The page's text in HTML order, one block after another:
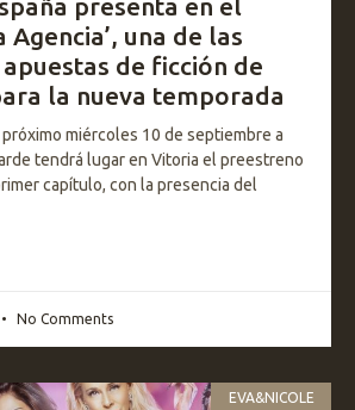
presenta en el
Agencia’, una de las
de ficción de
la nueva temporada
miércoles 10 de septiembre a
tendrá lugar en Vitoria el preestreno
capítulo, con la presencia del
No Comments
EVA&NICOLE